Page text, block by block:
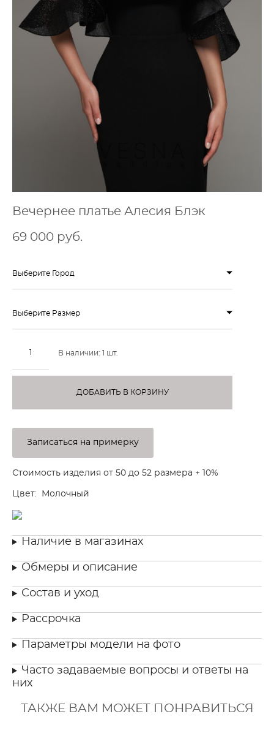
Вечернее платье Алесия Блэк
69 000 pуб.
Выберите Город
Выберите Размер
В наличии: 1 шт.
ДОБАВИТЬ В КОРЗИНУ
Записаться на примерку
Стоимость изделия от 50 до 52 размера + 10%
Цвет: Молочный
Наличие в магазинах
Обмеры и описание
Состав и уход
Рассрочка
Параметры модели на фото
Часто задаваемые вопросы и ответы на
них
ТАКЖЕ ВАМ МОЖЕТ ПОНРАВИТЬСЯ